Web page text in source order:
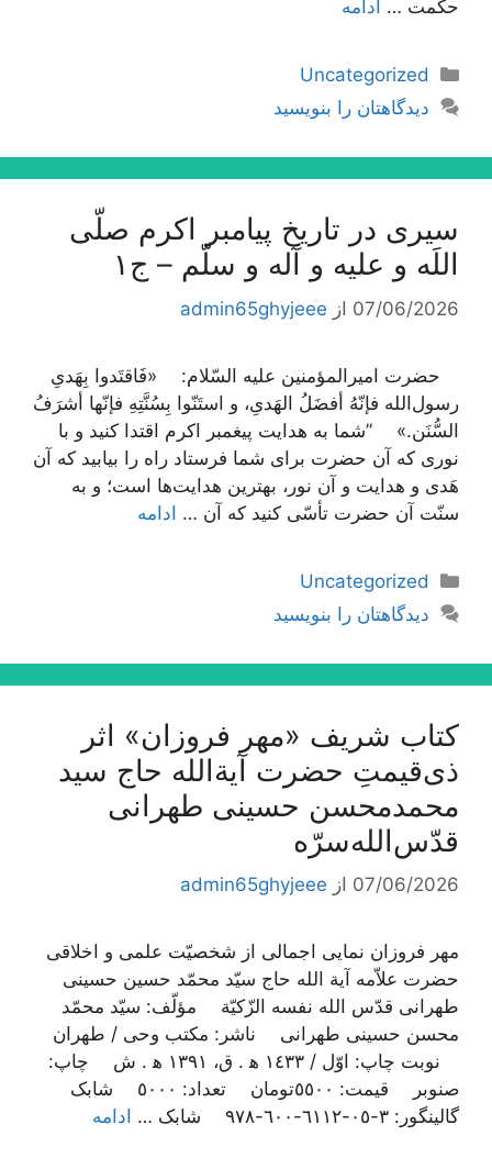
حكمت … ادامه
دسته‌ها
Uncategorized
دیدگاهتان را بنویسید
سیری در تاریخ پیامبر اکرم صلّی
اللَه و علیه و آله و سلّم – ج۱
07/06/2026 از admin65ghyjeee
حضرت امیرالمؤمنین علیه السّلام: «فَاقتَدوا بِهَدیِ
رسول‌الله فإنّهُ أفضَلُ الهَدیِ، و استَنّوا بِسُنَّتِهِ فإنّها أشرَفُ
السُّنَن.» ”شما به هدایت پیغمبر اکرم اقتدا کنید و با
نوری که آن حضرت برای شما فرستاد راه را بیابید که آن
هَدی و هدایت و آن نور، بهترین هدایت‌ها است؛ و به
سنّت آن حضرت تأسّی کنید که آن … ادامه
دسته‌ها
Uncategorized
دیدگاهتان را بنویسید
کتاب شریف «مهر فروزان» اثر
ذی‌قیمتِ حضرت آیة‌الله حاج سید
محمدمحسن حسینی طهرانی
قدّس‌الله‌سرّه
07/06/2026 از admin65ghyjeee
مهر فروزان نمایی اجمالی از شخصیّت علمی و اخلاقی
حضرت علاّمه آیة الله حاج سیّد محمّد حسین حسینی
طهرانی قدّس الله نفسه الزّکیّة مؤلّف: سیّد محمّد
محسن حسینی طهرانی ناشر: مکتب وحی / طهران
نوبت چاپ: اوّل / ١٤٣٣ ه‍ . ق، ١٣٩١ ه‍ . ش چاپ:
صنوبر قیمت: ٥٥٠٠تومان تعداد: ٥٠٠٠ شابک
گالینگور: ٣-٠٥-٦١١٢-٦٠٠-٩٧٨ شابک …
ادامه